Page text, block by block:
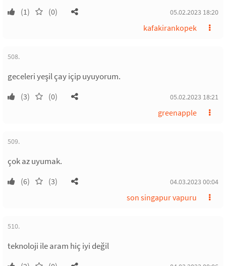
(1) (0) 05.02.2023 18:20
kafakirankopek
508.
geceleri yeşil çay içip uyuyorum.
(3) (0) 05.02.2023 18:21
greenapple
509.
çok az uyumak.
(6) (3) 04.03.2023 00:04
son singapur vapuru
510.
teknoloji ile aram hiç iyi değil